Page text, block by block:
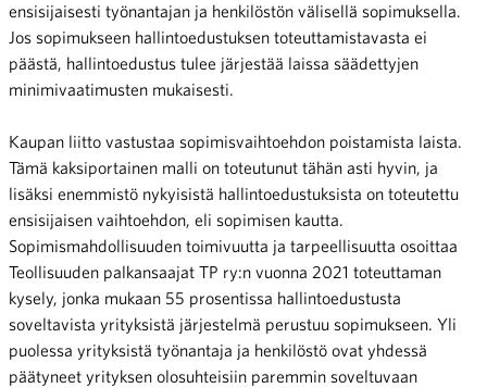
ensisijaisesti työnantajan ja henkilöstön välisellä sopimuksella.
Jos sopimukseen hallintoedustuksen toteuttamistavasta ei
päästä, hallintoedustus tulee järjestää laissa säädettyjen
minimivaatimusten mukaisesti.
Kaupan liitto vastustaa sopimisvaihtoehdon poistamista laista.
Tämä kaksiportainen malli on toteutunut tähän asti hyvin, ja
lisäksi enemmistö nykyisistä hallintoedustuksista on toteutettu
ensisijaisen vaihtoehdon, eli sopimisen kautta.
Sopimismahdollisuuden toimivuutta ja tarpeellisuutta osoittaa
Teollisuuden palkansaajat TP ry:n vuonna 2021 toteuttaman
kysely, jonka mukaan 55 prosentissa hallintoedustusta
soveltavista yrityksistä järjestelmä perustuu sopimukseen. Yli
puolessa yrityksistä työnantaja ja henkilöstö ovat yhdessä
päätyneet yrityksen olosuhteisiin paremmin soveltuvaan